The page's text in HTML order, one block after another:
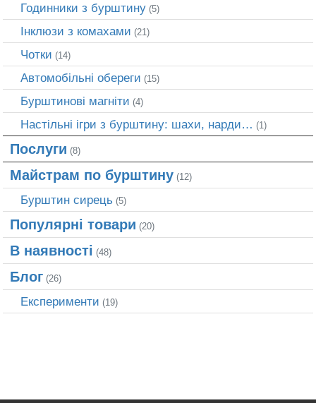
Годинники з бурштину (5)
Інклюзи з комахами (21)
Чотки (14)
Автомобільні обереги (15)
Бурштинові магніти (4)
Настільні ігри з бурштину: шахи, нарди… (1)
Послуги (8)
Майстрам по бурштину (12)
Бурштин сирець (5)
Популярні товари (20)
В наявності (48)
Блог (26)
Експерименти (19)